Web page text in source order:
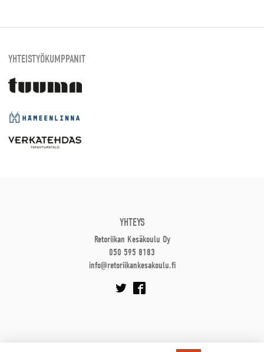
YHTEISTYÖKUMPPANIT
YHTEYS
Retoriikan Kesäkoulu Oy
050 595 8183
info@retoriikankesakoulu.fi